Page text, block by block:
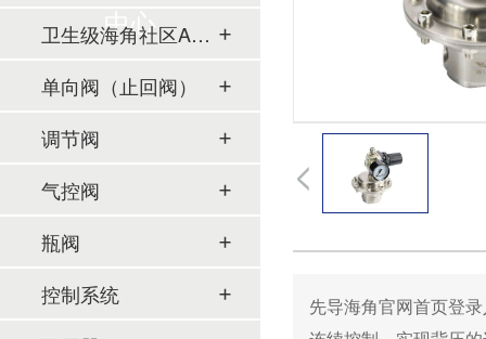
先导海角官网首页登录
中心
卫生级海角社区APP简版下载
单向阀（止回阀）
调节阀
气控阀
瓶阀
控制系统